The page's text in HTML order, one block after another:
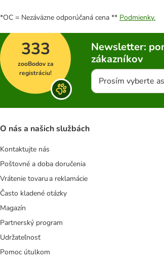
*OC = Nezáväzne odporúčaná cena ** Podmienky.
333
zooBodov za
registráciu!
Newsletter:
zákazníkov
Prosím vyberte
O nás a našich službách
Kontaktujte nás
Poštovné a doba doručenia
Vrátenie tovaru a reklamácie
Často kladené otázky
Magazín
Partnerský program
Udržateľnosť
Pomoc útulkom